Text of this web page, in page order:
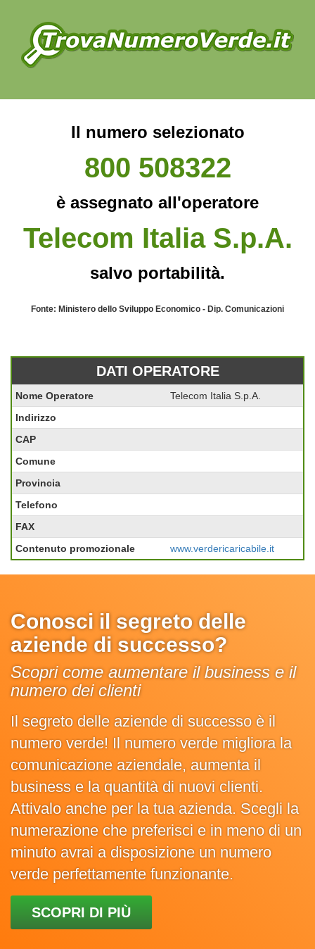
Il numero selezionato
800 508322
è assegnato all'operatore
Telecom Italia S.p.A.
salvo portabilità.
Fonte: Ministero dello Sviluppo Economico - Dip. Comunicazioni
DATI OPERATORE
Nome Operatore
Telecom Italia S.p.A.
Indirizzo
CAP
Comune
Provincia
Telefono
FAX
Contenuto promozionale
www.verdericaricabile.it
Conosci il segreto delle
aziende di successo?
Scopri come aumentare il business e il
numero dei clienti
Il segreto delle aziende di successo è il
numero verde! Il numero verde migliora la
comunicazione aziendale, aumenta il
business e la quantità di nuovi clienti.
Attivalo anche per la tua azienda. Scegli la
numerazione che preferisci e in meno di un
minuto avrai a disposizione un numero
verde perfettamente funzionante.
SCOPRI DI PIÙ